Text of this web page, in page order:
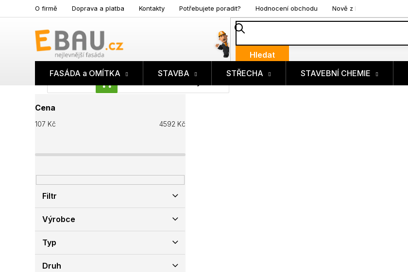
na
O firmě Doprava a platba Kontakty Potřebujete poradit? Hodnocení obchodu Nově z blogu
Hledat
NÁKUPNÍ
FASÁDA a OMÍTKA STAVBA STŘECHA STAVEBNÍ CHEMIE
o
s
a
n
í
a
Cena
107 Kč 4592 Kč
Filtr
Výrobce
Typ
Druh